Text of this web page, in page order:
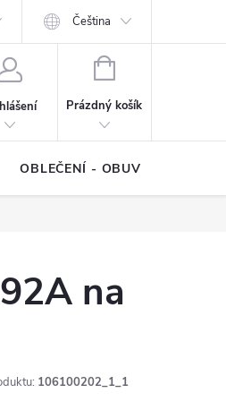
DAT Moje objednávka
Čeština
NÁKUPNÍ
Prázdný košík
OBLEČENÍ - OBUV
na
106100202_1_1